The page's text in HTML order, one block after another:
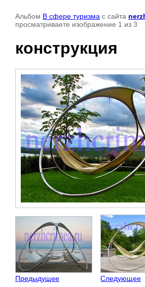
Альбом В сфере туризма с сайта
просматриваете изображение 1 из 3
конструкция
Предыдущее Следующее